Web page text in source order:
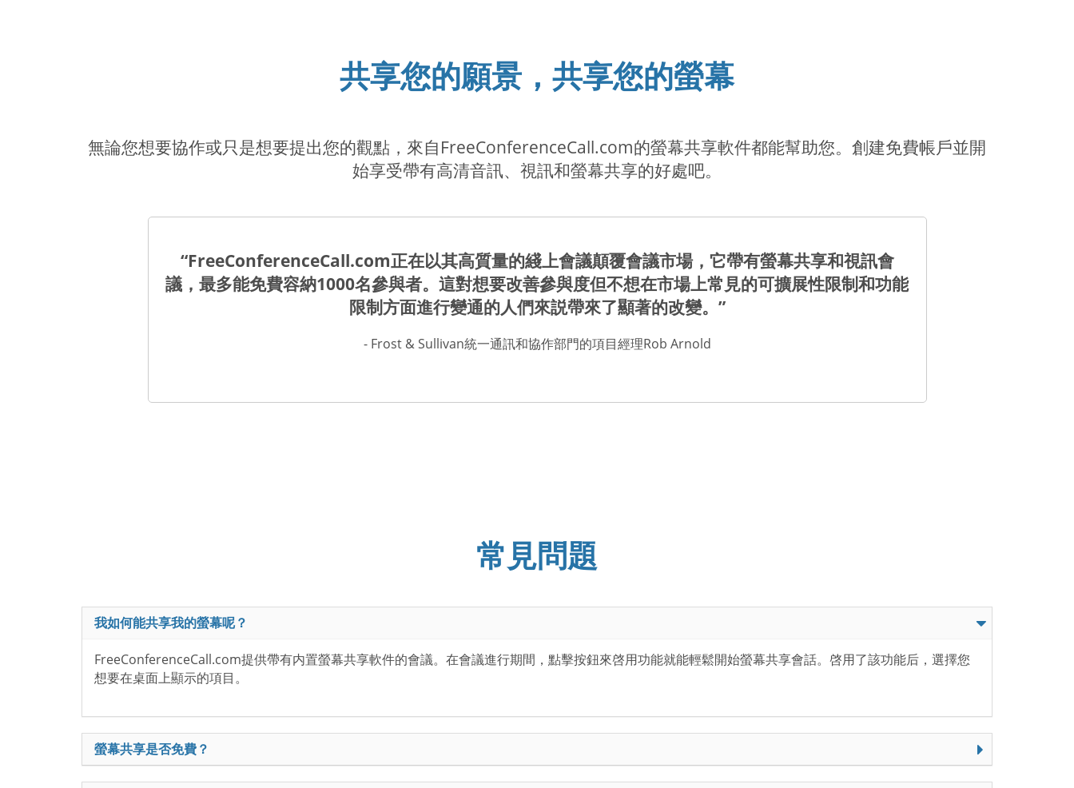
共享您的願景，共享您的螢幕
無論您想要協作或只是想要提出您的觀點，來自FreeConferenceCall.com的螢幕共享軟件都能幫助您。創建免費帳戶並開
始享受帶有高清音訊、視訊和螢幕共享的好處吧。
“FreeConferenceCall.com正在以其高質量的綫上會議顛覆會議市場，它帶有螢幕共享和視訊會
議，最多能免費容納1000名參與者。這對想要改善參與度但不想在市場上常見的可擴展性限制和功能
限制方面進行變通的人們來説帶來了顯著的改變。”
- Frost & Sullivan統一通訊和協作部門的項目經理Rob Arnold
常見問題
我如何能共享我的螢幕呢？
FreeConferenceCall.com提供帶有内置螢幕共享軟件的會議。在會議進行期間，點擊按鈕來啓用功能就能輕鬆開始螢幕共享會話。啓用了該功能后，選擇您
想要在桌面上顯示的項目。
螢幕共享是否免費？